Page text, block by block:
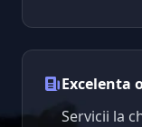
Excelenta
Servicii la